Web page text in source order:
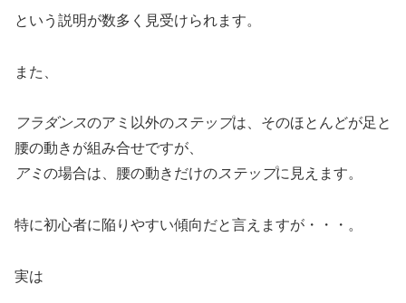
という説明が数多く見受けられます。
また、
フラダンスのアミ以外の ステップは、そのほとんどが足と
腰の動きが組み合せですが、
アミの場合は、腰の動きだけの ステップに見えます。
特に初心者に陥りやすい傾向だと言えますが・・・。
実は